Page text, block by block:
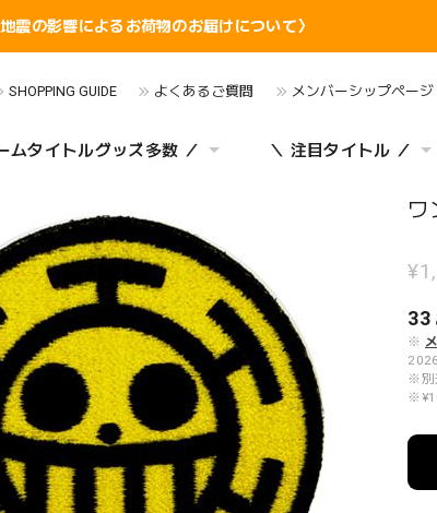
地震の影響によるお荷物のお届けについて〉
SHOPPING GUIDE よくあるご質問 メンバーシップページ
ムタイトルグッズ多数 ／ ＼ 注目タイトル ／
ワ
33
※
※別